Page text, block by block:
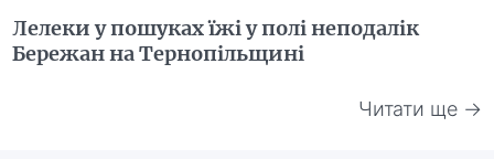
Лелеки у пошуках їжі у полі неподалік
Бережан на Тернопільщині
Читати ще →